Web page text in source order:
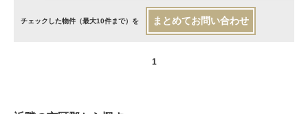
チェックした物件（最大10件まで）を まとめてお問い合わせ
1